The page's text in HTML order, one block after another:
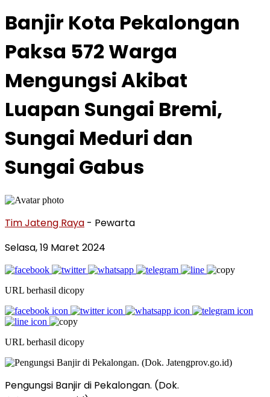
Banjir Kota Pekalongan
Paksa 572 Warga
Mengungsi Akibat
Luapan Sungai Bremi,
Sungai Meduri dan
Sungai Gabus
Tim Jateng Raya - Pewarta
Selasa, 19 Maret 2024
URL berhasil dicopy
URL berhasil dicopy
Pengungsi Banjir di Pekalongan. (Dok.